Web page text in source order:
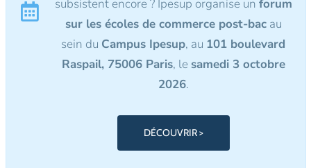
subsistent encore ? Ipesup organise un forum
sur les écoles de commerce post-bacau
sein du Campus Ipesup, au 101 boulevard
Raspail, 75006 Paris, le samedi 3 octobre
2026.
DÉCOUVRIR >